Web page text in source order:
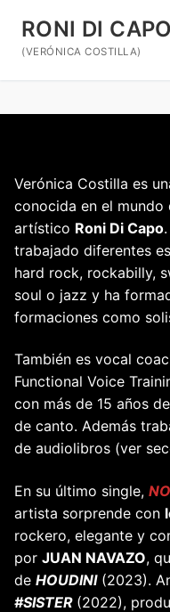
contenido
RONI DI CAPO
(VERÓNICA COSTILLA)
Verónica Costilla es
conocida en el mundo
artístico Roni Di Capo
trabajado diferentes
hard rock, rockabilly,
soul o jazz y ha
formaciones como
También es vocal
Functional Voice
con más de 15 años
de canto. Además
de audiolibros (ver
En su último single,
artista sorprende con
rockero, elegante y
por JUAN NAVAZO,
de HOUDINI(2023).
#SISTER (2022),